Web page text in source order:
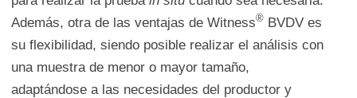
Además, otra de las ventajas de Witness®BVDV es
su flexibilidad, siendo posible realizar el análisis con
una muestra de menor o mayor tamaño,
adaptándose a las necesidades del productor y